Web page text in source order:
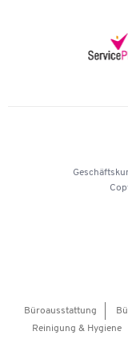
Büroausstattung
Reinigung & Hygiene